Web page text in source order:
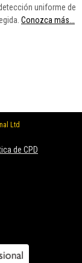
uniforme de
Conozca más...
Ltd
de CPD